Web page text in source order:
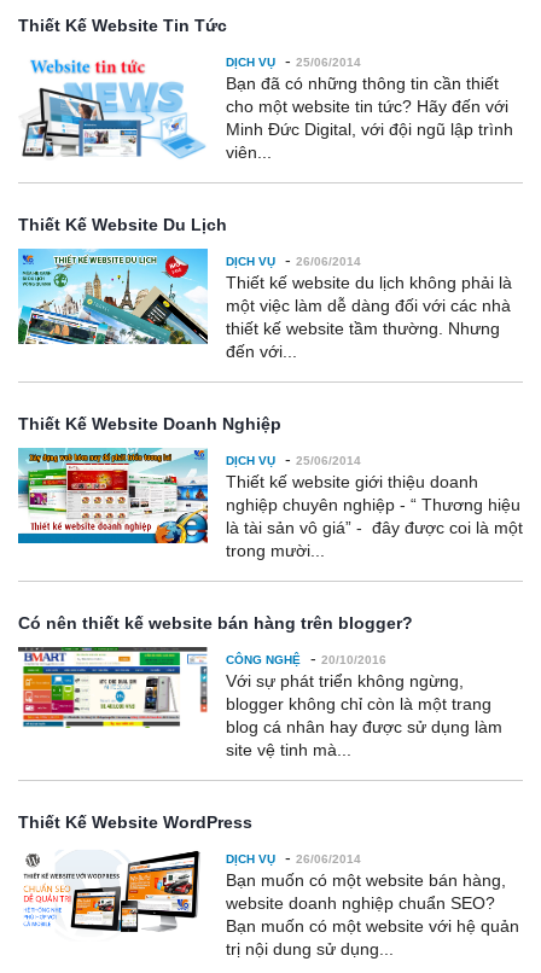
Thiết Kế Website Tin Tức
DỊCH VỤ - 25/06/2014
Bạn đã có những thông tin cần thiết
cho một website tin tức? Hãy đến với
Minh Đức Digital, với đội ngũ lập trình
viên...
Thiết Kế Website Du Lịch
DỊCH VỤ - 26/06/2014
Thiết kế website du lịch không phải là
một việc làm dễ dàng đối với các nhà
thiết kế website tầm thường. Nhưng
đến với...
Thiết Kế Website Doanh Nghiệp
DỊCH VỤ - 25/06/2014
Thiết kế website giới thiệu doanh
nghiệp chuyên nghiệp - “ Thương hiệu
là tài sản vô giá” - đây được coi là một
trong mười...
Có nên thiết kế website bán hàng trên blogger?
CÔNG NGHỆ - 20/10/2016
Với sự phát triển không ngừng,
blogger không chỉ còn là một trang
blog cá nhân hay được sử dụng làm
site vệ tinh mà...
Thiết Kế Website WordPress
DỊCH VỤ - 26/06/2014
Bạn muốn có một website bán hàng,
website doanh nghiệp chuẩn SEO?
Bạn muốn có một website với hệ quản
trị nội dung sử dụng...